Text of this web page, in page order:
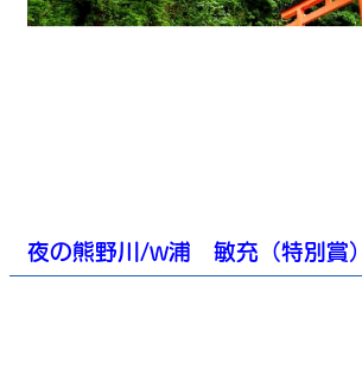
夜の熊野川/浦 敏充（特別賞）